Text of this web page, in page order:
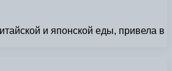
и японской еды, привела в